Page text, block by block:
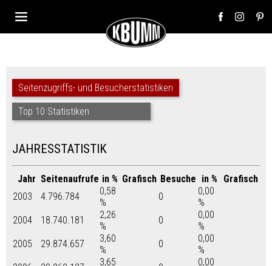
Seitenzugriffs- und Besucherstatistiken
Top 10 Statistiken
JAHRESSTATISTIK
Jahr Seitenaufrufe in % Grafisch Besuche in %
Grafisch
2003
4.796.784
0,58
%
0
0,00
%
2004
18.740.181
2,26
%
0
0,00
%
2005
29.874.657
3,60
%
0
0,00
%
3,65
0,00